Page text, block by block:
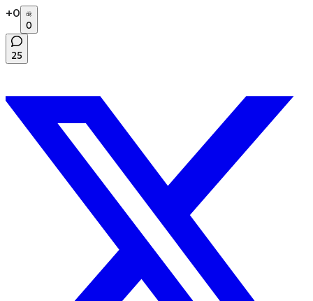
+0
0
25